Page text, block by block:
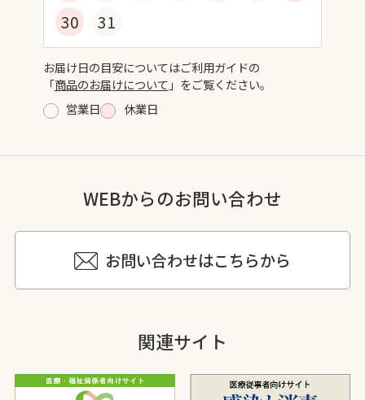
30
31
お届け日の目安についてはご利用ガイドの
「商品のお届けについて 」をご覧ください。
営業日
休業日
WEBからのお問い合わせ
お問い合わせはこちらから
関連サイト